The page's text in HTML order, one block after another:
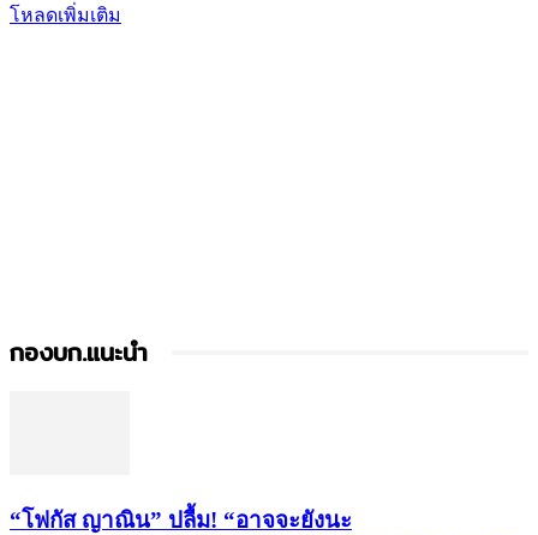
โหลดเพิ่มเติม
กองบก.แนะนำ
“โฟกัส ญาณิน” ปลื้ม! “อาจจะยังนะ